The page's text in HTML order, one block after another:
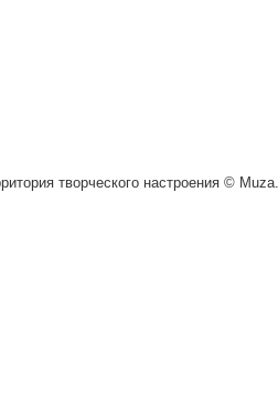
творческого настроения ©